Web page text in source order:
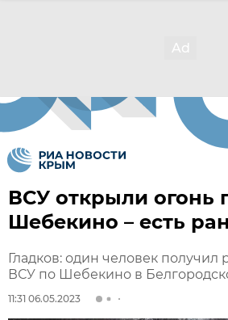
ВСУ открыли огонь
Шебекино – есть
Гладков: один человек получил
ВСУ по Шебекино в
11:31 06.05.2023